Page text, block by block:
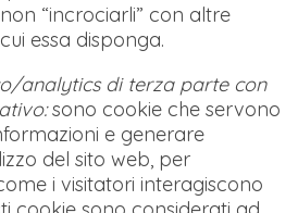
“incrociarli” con altre
essa disponga.
analytics di terza parte con
sono cookie che servono
e generare
del sito web, per
i visitatori interagiscono